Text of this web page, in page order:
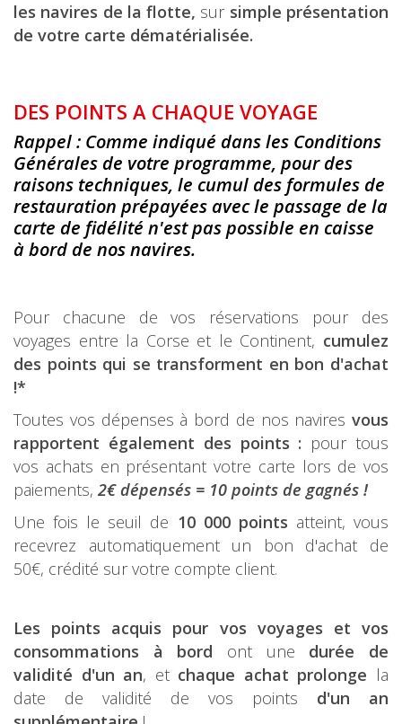
les navires de la flotte, sur simple présentation
de votre carte dématérialisée.
DES POINTS A CHAQUE VOYAGE
Rappel : Comme indiqué dans les Conditions
Générales de votre programme, pour des
raisons techniques, le cumul des formules de
restauration prépayées avec le passage de la
carte de fidélité n'est pas possible en caisse
à bord de nos navires.
Pour chacune de vos réservations pour des
voyages entre la Corse et le Continent, cumulez
des points qui se transforment en bon d'achat
!*
Toutes vos dépenses à bord de nos navires vous
rapportent également des points : pour tous
vos achats en présentant votre carte lors de vos
paiements, 2€ dépensés = 10 points de gagnés !
Une fois le seuil de 10 000 points atteint, vous
recevrez automatiquement un bon d'achat de
50€, crédité sur votre compte client.
Les points acquis pour vos voyages et vos
consommations à bord ont une durée de
validité d'un an, et chaque achat prolonge la
date de validité de vos points d'un an